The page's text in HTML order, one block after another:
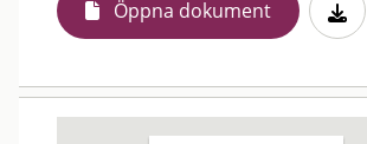
Öppna dokument